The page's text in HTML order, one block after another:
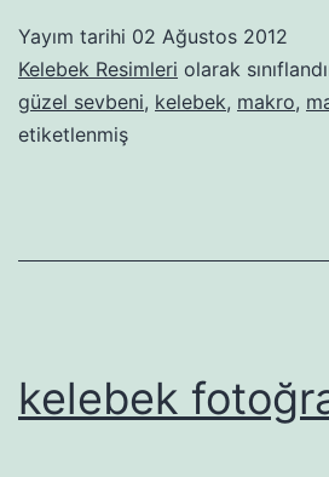
Yayım tarihi 02 Ağustos 2012
Kelebek Resimleri olarak
güzel sevbeni, kelebek, makro,
etiketlenmiş
kelebek